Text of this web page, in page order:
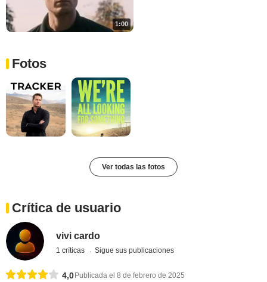
1:00
Fotos
Ver todas las fotos
Crítica de usuario
vivi cardo
1 críticas Sigue sus publicaciones
4,0Publicada el 8 de febrero de 2025